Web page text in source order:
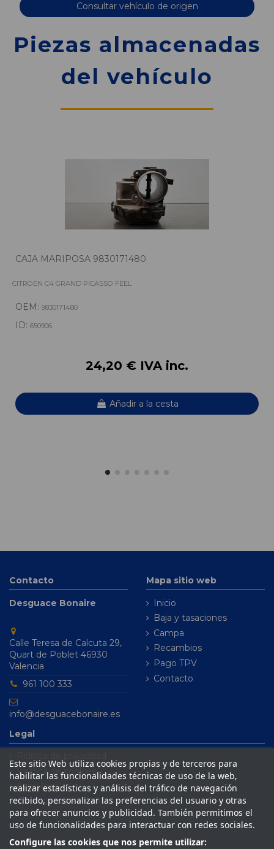
Consultar vehículo de origen
Piezas almacenadas
del vehículo
CAJA MARIPOSA 9830171480
CITROËN C4 GRAND PICASSO FEEL
OEM: 9830171480
ID: 650906
24,20 € IVA inc.
Añadir a la cesta
Contacto
Desguace Bonaire
Calle Teresa de Calcuta 29,
Quart de Poblet 46930
Valencia
961 100 333
info@desguacebonaire.es
Mapa sitio web
Inicio
Baja y tasaciones
Campa
Recambios
Pago TPV
Contacto
Legal
Política de cookies
Aviso legal
Condiciones de venta
Este sitio Web utiliza cookies propias y de terceros para
habilitar las funcionalidades técnicas de uso de la web,
realizar estadísticas y análisis del tráfico de navegación
recibido, personalizar las preferencias del usuario y otras
para ofrecer anuncios y publicidad. También permitimos el
uso de funcionalidades para interactuar con redes sociales.
Configure las cookies que nos permite utilizar: